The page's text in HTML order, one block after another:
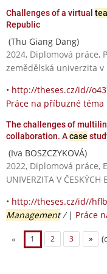
Challenges of a virtual
Republic
(Thu Giang Dang)
2024, Diplomová práce,
zemědělská univerzita v
• http://theses.cz/id//
Práce na příbuzné téma
The challenges of
collaboration. Acase
(Iva BOSZCZYKOVÁ)
2022, Diplomová práce,
UNIVERZITA V ČESKÝCH
• http://theses.cz/id//
Management/ | Práce
« 1 2 3 »